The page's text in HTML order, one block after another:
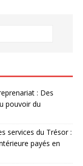
: Des
pouvoir du
services du Trésor :
payés en